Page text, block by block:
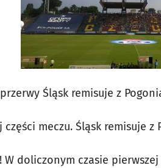
Śląsk remisuje z
meczu. Śląsk remisuje z
W doliczonym czasie